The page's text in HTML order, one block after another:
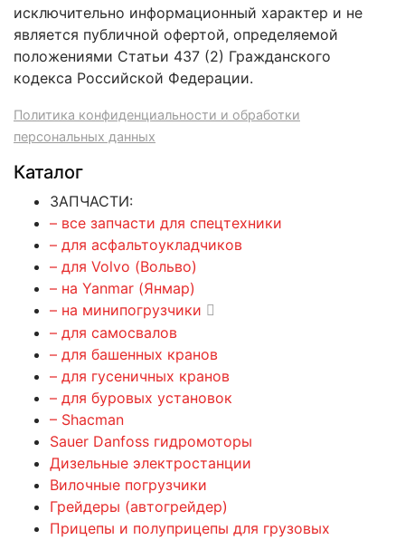
исключительно информационный характер и не
является публичной офертой, определяемой
положениями Статьи 437 (2) Гражданского
кодекса Российской Федерации.
Политика конфиденциальности и обработки
персональных данных
Каталог
ЗАПЧАСТИ:
– все запчасти для спецтехники
– для асфальтоукладчиков
– для Volvo (Вольво)
– на Yanmar (Янмар)
– на минипогрузчики
– для самосвалов
– для башенных кранов
– для гусеничных кранов
– для буровых установок
– Shacman
Sauer Danfoss гидромоторы
Дизельные электростанции
Вилочные погрузчики
Грейдеры (автогрейдер)
Прицепы и полуприцепы для грузовых